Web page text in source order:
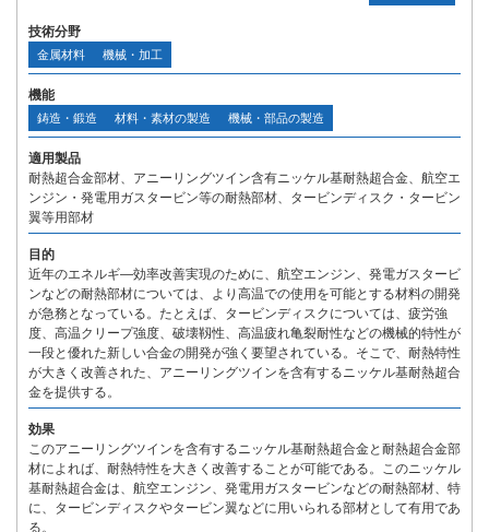
技術分野
金属材料 機械・加工
機能
鋳造・鍛造 材料・素材の製造 機械・部品の製造
適用製品
耐熱超合金部材、アニーリングツイン含有ニッケル基耐熱超合金、航空エ
ンジン・発電用ガスタービン等の耐熱部材、タービンディスク・タービン
翼等用部材
目的
近年のエネルギ―効率改善実現のために、航空エンジン、発電ガスタービ
ンなどの耐熱部材については、より高温での使用を可能とする材料の開発
が急務となっている。たとえば、タービンディスクについては、疲労強
度、高温クリープ強度、破壊靱性、高温疲れ亀裂耐性などの機械的特性が
一段と優れた新しい合金の開発が強く要望されている。そこで、耐熱特性
が大きく改善された、アニーリングツインを含有するニッケル基耐熱超合
金を提供する。
効果
このアニーリングツインを含有するニッケル基耐熱超合金と耐熱超合金部
材によれば、耐熱特性を大きく改善することが可能である。このニッケル
基耐熱超合金は、航空エンジン、発電用ガスタービンなどの耐熱部材、特
に、タービンディスクやタービン翼などに用いられる部材として有用であ
る。